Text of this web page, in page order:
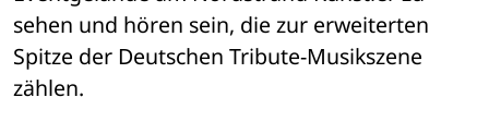
sehen und hören sein, die zur erweiterten
Spitze der Deutschen Tribute-Musikszene
zählen.